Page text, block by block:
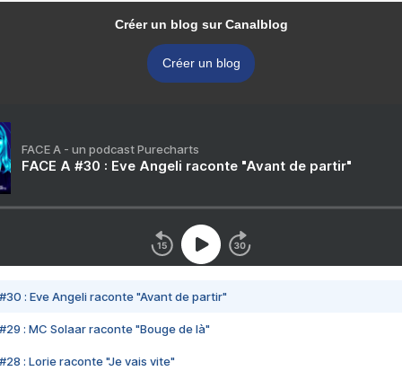
Créer un blog sur Canalblog
Créer un blog
FACE A - un podcast Purecharts
FACE A #30 : Eve Angeli raconte "Avant de partir"
#30 : Eve Angeli raconte "Avant de partir"
#29 : MC Solaar raconte "Bouge de là"
#28 : Lorie raconte "Je vais vite"